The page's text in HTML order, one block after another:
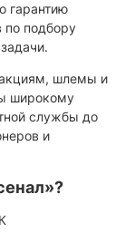
гарантию
по подбору
шлемы и
широкому
службы до
и